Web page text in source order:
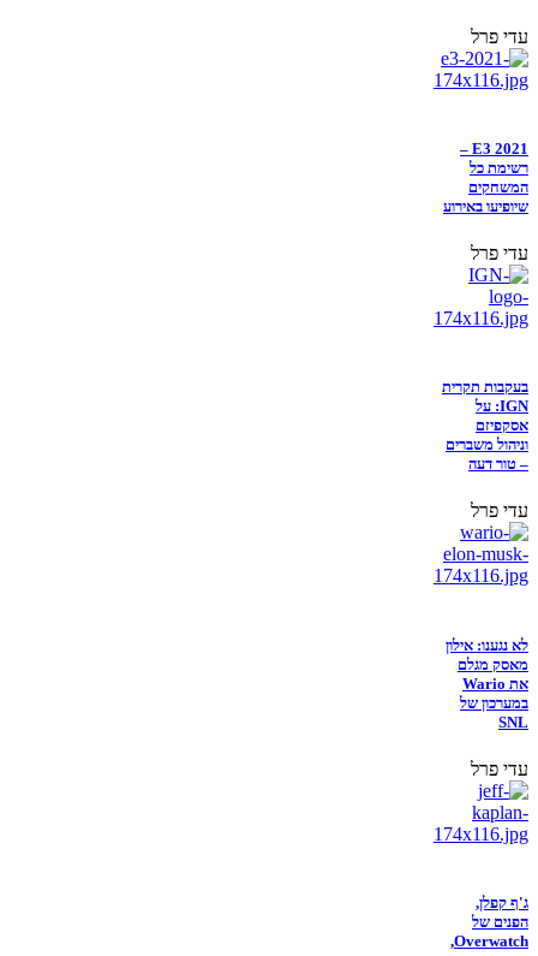
עדי פרל
E3 2021 –
רשימת כל
המשחקים
שיופיעו באירוע
עדי פרל
בעקבות תקרית
IGN: על
אסקפיזם
וניהול משברים
– טור דעה
עדי פרל
לא נגענו: אילון
מאסק מגלם
את Wario
במערכון של
SNL
עדי פרל
ג'ף קפלן,
הפנים של
Overwatch,